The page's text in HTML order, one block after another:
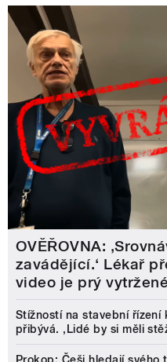
OVĚŘOVNA:
zavádějící.‘ Lékař
video je prý
Stížností na stavební řízení
přibývá. ‚Lidé by si měli